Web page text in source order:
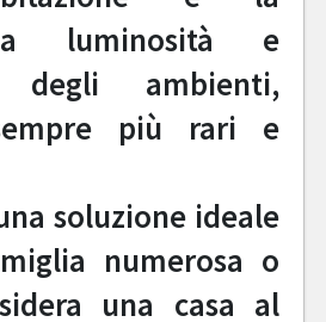
luminosità e
degli ambienti,
più rari e
soluzione ideale
numerosa o
una casa al